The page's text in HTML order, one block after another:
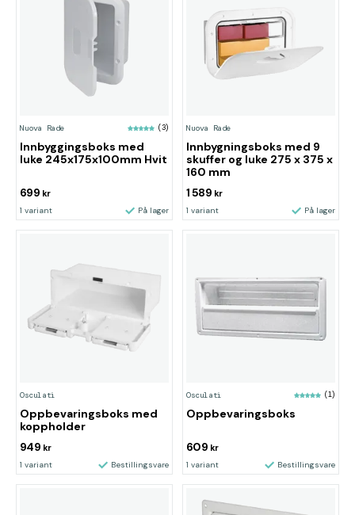
Nuova Rade (3)
Innbyggingsboks med
luke 245x175x100mm Hvit
699 kr
1 variant På lager
Nuova Rade
Innbygningsboks med 9
skuffer og luke 275 x 375 x
160 mm
1 589 kr
1 variant På lager
Osculati
Oppbevaringsboks med
koppholder
949 kr
1 variant Bestillingsvare
Osculati (1)
Oppbevaringsboks
609 kr
1 variant Bestillingsvare